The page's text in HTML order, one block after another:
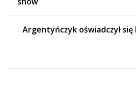
wpisu
Argentyńczyk oświadczył się